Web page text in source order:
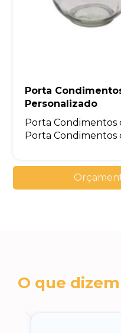
Porta
Personalizado
Porta Condimentos
Porta Condimentos
O que